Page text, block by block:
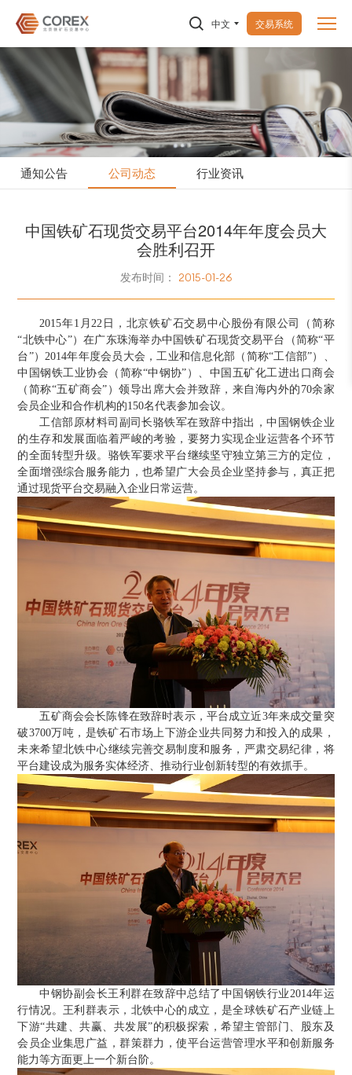
中文 交易系统
通知公告 公司动态 行业资讯
中国铁矿石现货交易平台2014年年度会员大
会胜利召开
发布时间： 2015-01-26
2015年1月22日，北京铁矿石交易中心股份有限公司（简称
“北铁中心”）在广东珠海举办中国铁矿石现货交易平台（简称“平
台”）2014年年度会员大会，工业和信息化部（简称“工信部”）、
中国钢铁工业协会（简称“中钢协”）、中国五矿化工进出口商会
（简称“五矿商会”）领导出席大会并致辞，来自海内外的70余家
会员企业和合作机构的150名代表参加会议。
工信部原材料司副司长骆铁军在致辞中指出，中国钢铁企业
的生存和发展面临着严峻的考验，要努力实现企业运营各个环节
的全面转型升级。骆铁军要求平台继续坚守独立第三方的定位，
全面增强综合服务能力，也希望广大会员企业坚持参与，真正把
通过现货平台交易融入企业日常运营。
五矿商会会长陈锋在致辞时表示，平台成立近3年来成交量突
破3700万吨，是铁矿石市场上下游企业共同努力和投入的成果，
未来希望北铁中心继续完善交易制度和服务，严肃交易纪律，将
平台建设成为服务实体经济、推动行业创新转型的有效抓手。
中钢协副会长王利群在致辞中总结了中国钢铁行业 2014年运
行情况。王利群表示，北铁中心的成立，是全球铁矿石产业链上
下游“共建、共赢、共发展”的积极探索，希望主管部门、股东及
会员企业集思广益，群策群力，使平台运营管理水平和创新服务
能力等方面更上一个新台阶。